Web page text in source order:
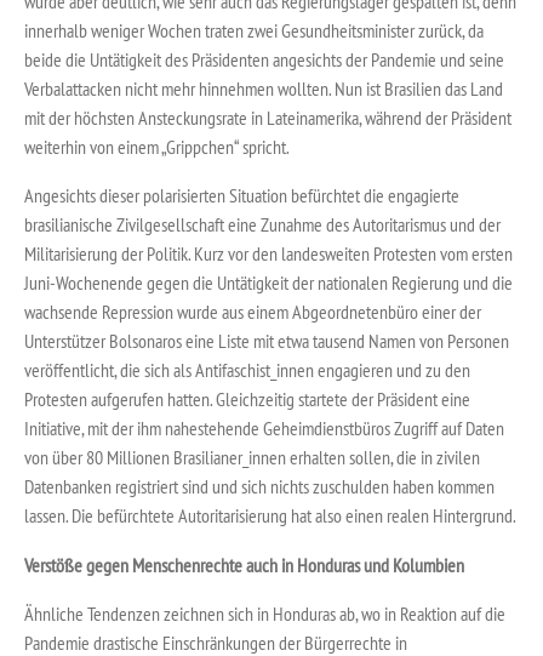
innerhalb weniger Wochen traten zwei Gesundheitsminister zurück, da
beide die Untätigkeit des Präsidenten angesichts der Pandemie und seine
Verbalattacken nicht mehr hinnehmen wollten. Nun ist Brasilien das Land
mit der höchsten Ansteckungsrate in Lateinamerika, während der Präsident
weiterhin von einem „Grippchen“ spricht.
Angesichts dieser polarisierten Situation befürchtet die engagierte
brasilianische Zivilgesellschaft eine Zunahme des Autoritarismus und der
Militarisierung der Politik. Kurz vor den landesweiten Protesten vom ersten
Juni-Wochenende gegen die Untätigkeit der nationalen Regierung und die
wachsende Repression wurde aus einem Abgeordnetenbüro einer der
Unterstützer Bolsonaros eine Liste mit etwa tausend Namen von Personen
veröffentlicht, die sich als Antifaschist_innen engagieren und zu den
Protesten aufgerufen hatten. Gleichzeitig startete der Präsident eine
Initiative, mit der ihm nahestehende Geheimdienstbüros Zugriff auf Daten
von über 80 Millionen Brasilianer_innen erhalten sollen, die in zivilen
Datenbanken registriert sind und sich nichts zuschulden haben kommen
lassen. Die befürchtete Autoritarisierung hat also einen realen Hintergrund.
Verstöße gegen Menschenrechte auch in Honduras und Kolumbien
Ähnliche Tendenzen zeichnen sich in Honduras ab, wo in Reaktion auf die
Pandemie drastische Einschränkungen der Bürgerrechte in